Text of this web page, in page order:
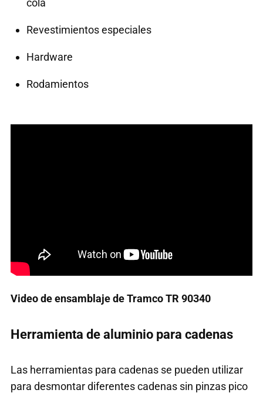
cola
Revestimientos especiales
Hardware
Rodamientos
Video de ensamblaje de Tramco TR 90340
Herramienta de aluminio para cadenas
Las herramientas para cadenas se pueden utilizar
para desmontar diferentes cadenas sin pinzas pico